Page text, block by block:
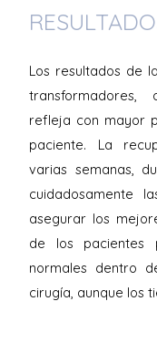
Los resultados de
refleja con mayor
paciente. La
varias semanas,
cuidadosamente
asegurar los
de los pacientes
normales dentro
cirugía, aunque los